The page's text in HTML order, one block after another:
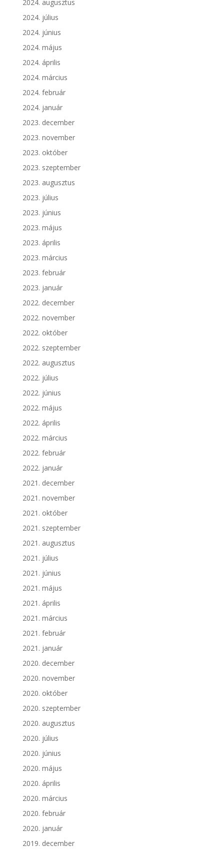
2024. augusztus
2024. július
2024. június
2024. május
2024. április
2024. március
2024. február
2024. január
2023. december
2023. november
2023. október
2023. szeptember
2023. augusztus
2023. július
2023. június
2023. május
2023. április
2023. március
2023. február
2023. január
2022. december
2022. november
2022. október
2022. szeptember
2022. augusztus
2022. július
2022. június
2022. május
2022. április
2022. március
2022. február
2022. január
2021. december
2021. november
2021. október
2021. szeptember
2021. augusztus
2021. július
2021. június
2021. május
2021. április
2021. március
2021. február
2021. január
2020. december
2020. november
2020. október
2020. szeptember
2020. augusztus
2020. július
2020. június
2020. május
2020. április
2020. március
2020. február
2020. január
2019. december